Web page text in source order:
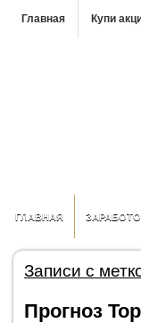
Главная Купи
ГЛАВНАЯ
Записи с
Прогноз